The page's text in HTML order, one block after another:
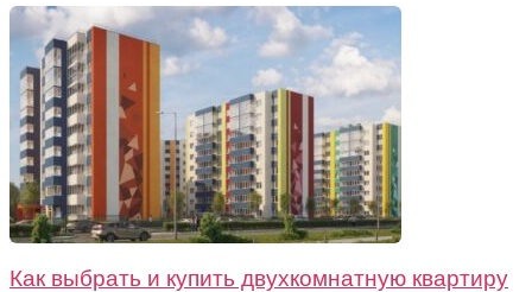
Как выбрать и купить двухкомнатную квартиру